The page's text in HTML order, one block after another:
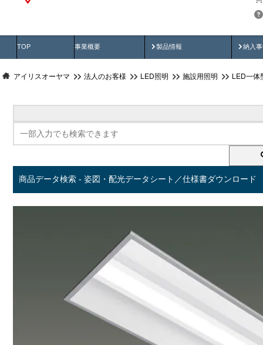
TOP 事業概要 製品情報
製品動画 納入
納
アイリスオーヤマ 法人のお客様 LED照明 施設用照明 LED一体
商品データ検索 - 姿図・配光データシート／仕様書ダウンロード